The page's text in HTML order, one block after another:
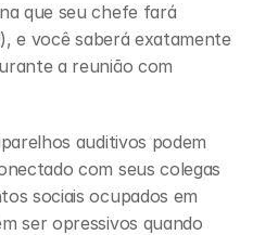
que seu chefe fará
e você saberá exatamente
a reunião com
auditivos podem
com seus colegas
sociais ocupados em
ser opressivos quando